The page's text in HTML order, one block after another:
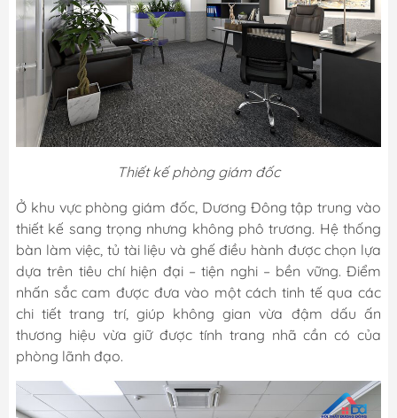
Thiết kế phòng giám đốc
Ở khu vực phòng giám đốc, Dương Đông tập trung vào
thiết kế sang trọng nhưng không phô trương. Hệ thống
bàn làm việc, tủ tài liệu và ghế điều hành được chọn lựa
dựa trên tiêu chí hiện đại – tiện nghi – bền vững. Điểm
nhấn sắc cam được đưa vào một cách tinh tế qua các
chi tiết trang trí, giúp không gian vừa đậm dấu ấn
thương hiệu vừa giữ được tính trang nhã cần có của
phòng lãnh đạo.